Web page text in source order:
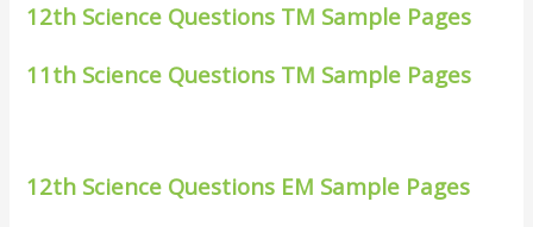
12th Science Questions TM Sample Pages
11th Science Questions TM Sample Pages
12th Science Questions EM Sample Pages